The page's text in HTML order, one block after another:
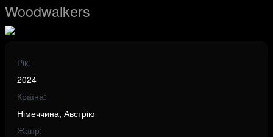
Woodwalkers
Рік:
2024
Країна:
Німеччина, Австрію
Жанр: